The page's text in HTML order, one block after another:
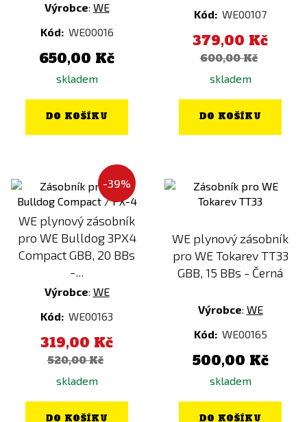
Výrobce: WE
Kód: WE00016
650,00 Kč
skladem
DO KOŠÍKU
Kód: WE00107
379,00 Kč
600,00 Kč
skladem
DO KOŠÍKU
-39%
WE plynový zásobník
pro WE Bulldog 3PX4
Compact GBB, 20 BBs
-...
Výrobce: WE
Kód: WE00163
319,00 Kč
520,00 Kč
skladem
DO KOŠÍKU
WE plynový zásobník
pro WE Tokarev TT33
GBB, 15 BBs - Černá
Výrobce: WE
Kód: WE00165
500,00 Kč
skladem
DO KOŠÍKU